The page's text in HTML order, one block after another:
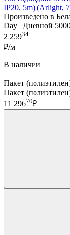
IP20, 5m) (Arlight, 7
Произведено в
Day | Дневной
2 25934
₽/м
В наличии
Пакет
Пакет
11 29670₽